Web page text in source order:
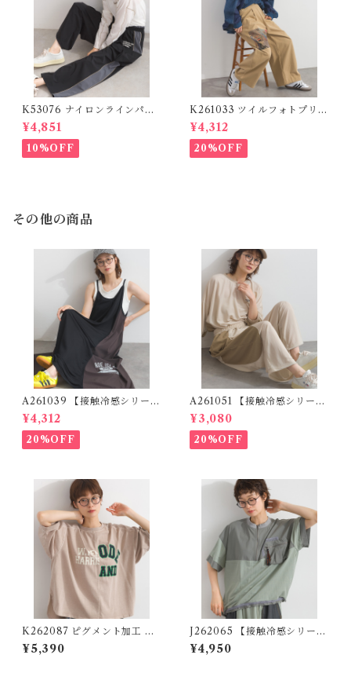
K53076 ナイロンラインパン
ツ / Nylon Line Pants (残り
わずか)
¥4,851
10%OFF
K261033 ツイルフォトプリン
トイージーテーパードパンツ /
Twill Photo Print Easy Tap
ered Pants
¥4,312
20%OFF
その他の商品
A261039 【接触冷感シリー
ズ】 プリントキャミワンピー
ス / Cool Touch Logo Print
Camisole Dress (残りわず
か)
¥4,312
20%OFF
A261051 【接触冷感シリー
ズ】 異素材切替 ドロストパン
ツ / Mixed Material Cool T
ouch Drawstring Pants (残
りわずか)
¥3,080
20%OFF
K262087 ピグメント加工 パ
ッチロゴ リメイク風7分袖プル
オーバー / Pigment-Dyed P
¥5,390
J262065 【接触冷感シリー
ズ】異素材切替リメイク風プ
ルオーバー / Cool-Touch Mi
¥4,950